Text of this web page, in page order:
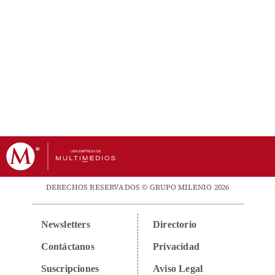
DERECHOS RESERVADOS © GRUPO MILENIO 2026
Newsletters
Contáctanos
Suscripciones
Directorio
Privacidad
Aviso Legal